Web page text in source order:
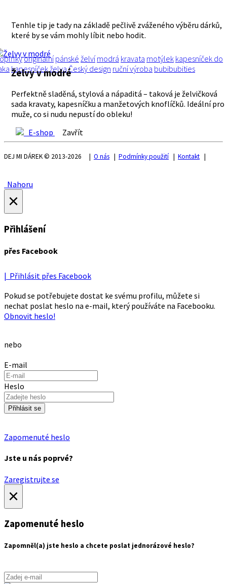
Tenhle tip je tady na základě pečlivě zváženého výběru dárků,
které by se vám mohly líbit nebo hodit.
originální pánské želví modrá kravata motýlek kapesníček do
kapesníčekželva Český design ruční výroba bubibubities
Želvy v modré
Perfektně sladěná, stylová a nápaditá – taková je želvičková
sada kravaty, kapesníčku a manžetových knoflíčků. Ideální pro
muže, co si nudu nepustí do obleku!
E-shop
Zavřít
DEJ MI DÁREK © 2013-2026 | O nás | Podmínky použití| Kontakt |
Nahoru
×
Přihlášení
přes Facebook
| Přihlásit přes Facebook
Pokud se potřebujete dostat ke svému profilu, můžete si
nechat poslat heslo na e-mail, který používáte na Facebooku.
Obnovit heslo!
nebo
E-mail
Heslo
Přihlásit se
Zapomenuté heslo
Jste u nás poprvé?
Zaregistrujte se
×
Zapomenuté heslo
Zapomněl(a) jste heslo a chcete poslat jednorázové heslo?